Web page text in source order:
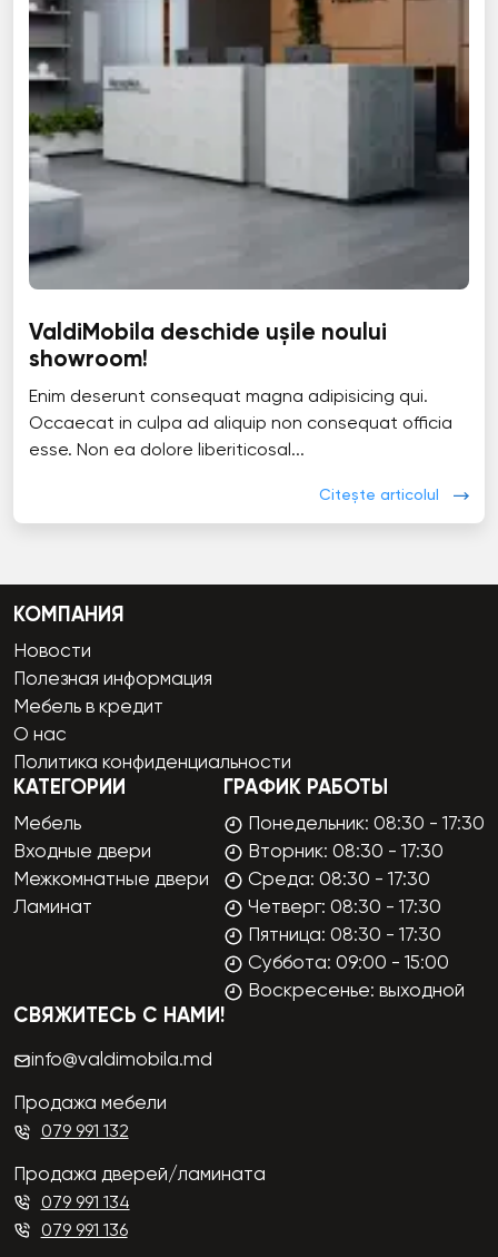
ValdiMobila deschide ușile noului
showroom!
Enim deserunt consequat magna adipisicing qui.
Occaecat in culpa ad aliquip non consequat officia
esse. Non ea dolore liberiticosal...
Citește articolul
КОМПАНИЯ
Новости
Полезная информация
Мебель в кредит
О нас
Политика конфиденциальности
КАТЕГОРИИ
Мебель
Входные двери
Межкомнатные двери
Ламинат
ГРАФИК РАБОТЫ
Понедельник: 08:30 - 17:30
Вторник: 08:30 - 17:30
Среда: 08:30 - 17:30
Четверг: 08:30 - 17:30
Пятница: 08:30 - 17:30
Суббота: 09:00 - 15:00
Воскресенье: выходной
СВЯЖИТЕСЬ С НАМИ!
info@valdimobila.md
Продажа мебели
079 991 132
Продажа дверей/ламината
079 991 134
079 991 136